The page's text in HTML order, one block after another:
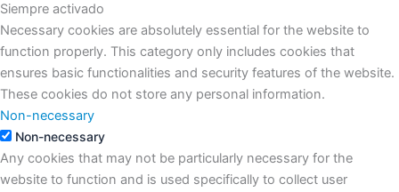
Siempre activado
Necessary cookies are absolutely essential for the website to
function properly. This category only includes cookies that
ensures basic functionalities and security features of the website.
These cookies do not store any personal information.
Non-necessary
Non-necessary
Any cookies that may not be particularly necessary for the
website to function and is used specifically to collect user